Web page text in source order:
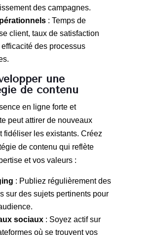
des campagnes.
: Temps de
client, taux de satisfaction
des processus
une
de contenu
en ligne forte et
peut attirer de nouveaux
fidéliser les existants. Créez
de contenu qui reflète
et vos valeurs :
: Publiez régulièrement des
sur des sujets pertinents pour
sociaux: Soyez actif sur
où se trouvent vos